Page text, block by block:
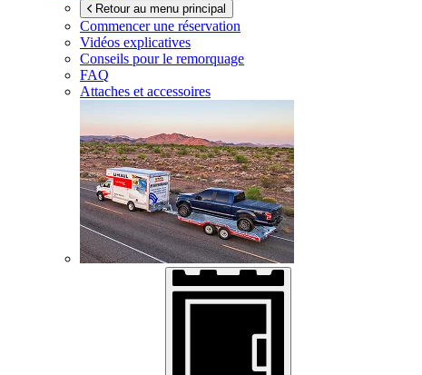
Retour au menu principal
Commencer une réservation
Vidéos explicatives
Conseils pour le remorquage
FAQ
Attaches et accessoires